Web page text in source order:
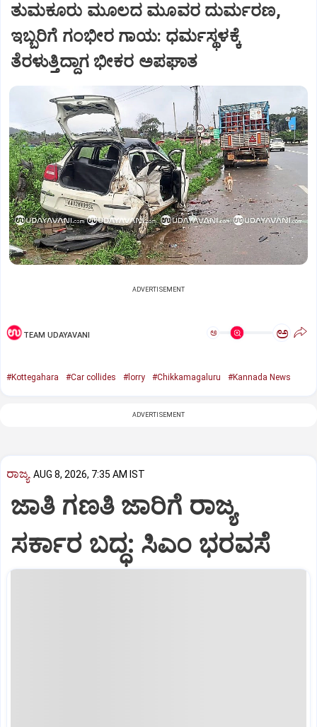
ತುಮಕೂರು ಮೂಲದ ಮೂವರ ದುರ್ಮರಣ,
ಇಬ್ಬರಿಗೆ ಗಂಭೀರ ಗಾಯ: ಧರ್ಮಸ್ಥಳಕ್ಕೆ
ತೆರಳುತ್ತಿದ್ದಾಗ ಭೀಕರ ಅಪಘಾತ
ADVERTISEMENT
TEAM UDAYAVANI ಅ ಅ
#Kottegahara #Car collides #lorry #Chikkamagaluru #Kannada News
ADVERTISEMENT
ರಾಜ್ಯ AUG 8, 2026, 7:35 AM IST
ಜಾತಿ ಗಣತಿ ಜಾರಿಗೆ ರಾಜ್ಯ
ಸರ್ಕಾರ ಬದ್ಧ: ಸಿಎಂ ಭರವಸೆ